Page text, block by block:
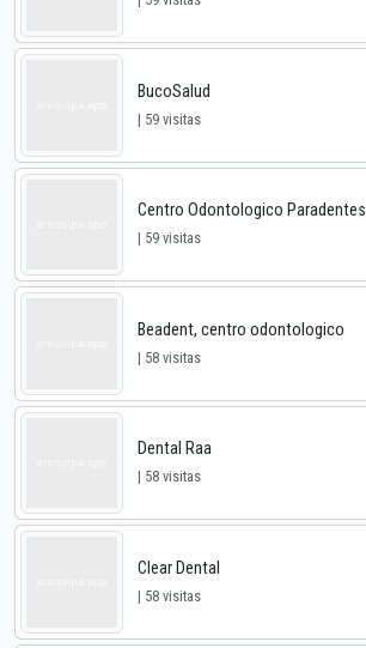
BucoSalud
| 59 visitas
Centro Odontologico Paradentes
| 59 visitas
Beadent, centro odontologico
| 58 visitas
Dental Raa
| 58 visitas
Clear Dental
| 58 visitas